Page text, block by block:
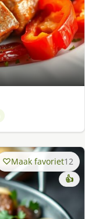
Maak favoriet12
👍